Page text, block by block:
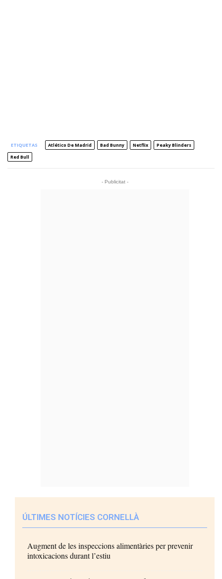
ETIQUETAS Atlético De Madrid Bad Bunny Netflix
Peaky Blinders
Red Bull
- Publicitat -
ÚLTIMES NOTÍCIES CORNELLÀ
Augment de les inspeccions alimentàries per prevenir
intoxicacions durant l’estiu